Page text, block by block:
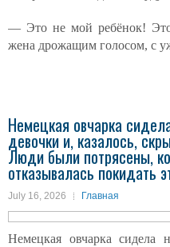
— Это не мой ребёнок!
жена дрожащим голосом, с
Немецкая овчарка
девочки и, казалось,
Люди были потрясены,
отказывалась покидать
July 16, 2026 Главная
Немецкая овчарка сидела